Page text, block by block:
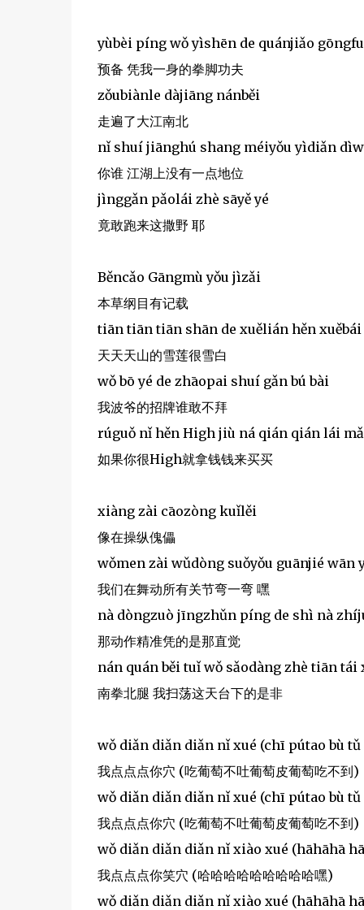
yùbèi píng wǒ yìshēn de quánjiǎo gōngfu
预备 凭我一身的拳脚功夫
zǒubiànle dàjiāng nánběi
走遍了大江南北
nǐ shuí jiānghú shang méiyǒu yìdiǎn
你谁 江湖上没有一点地位
jìnggǎn pǎolái zhè sāyě yé
竟敢跑来这撒野 耶
Běncǎo Gāngmù yǒu jìzǎi
本草纲目有记载
tiān tiān tiān shān de xuělián hěn xuěbái
天天天山的雪莲很雪白
wǒ bō yé de zhāopai shuí gǎn bú bài
我波爷的招牌谁敢不拜
rúguǒ nǐ hěn High jiù ná qián qián lái
如果你很High就拿钱钱来买买
xiàng zài cāozòng kuǐlěi
像在操纵傀儡
wǒmen zài wǔdòng suǒyǒu guānjié wān
我们在舞动所有关节弯一弯 嘿
nà dòngzuò jīngzhǔn píng de shì nà
那动作精准凭的是那直觉
nán quán běi tuǐ wǒ sǎodàng zhè tiān
南拳北腿 我扫荡这天台下的是非
wǒ diǎn diǎn diǎn nǐ xué (chī pútao bù
我点点点你穴 (吃葡萄不吐葡萄皮葡萄吃不到)
wǒ diǎn diǎn diǎn nǐ xué (chī pútao bù
我点点点你穴 (吃葡萄不吐葡萄皮葡萄吃不到)
wǒ diǎn diǎn diǎn nǐ xiào xué (hāhāhā
我点点点你笑穴 (哈哈哈哈哈哈哈哈哈嘿)
wǒ diǎn diǎn diǎn nǐ xiào xué (hāhāhā